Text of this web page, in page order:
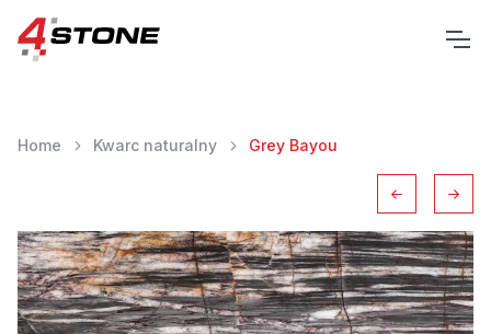
Home Kwarc naturalny Grey Bayou